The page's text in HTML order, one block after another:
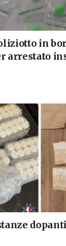
in
arrestato